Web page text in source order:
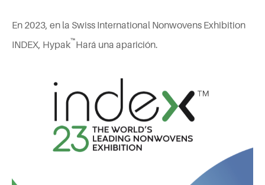
En 2023, en la Swiss International Nonwovens Exhibition
INDEX, Hypak™Hará una aparición.